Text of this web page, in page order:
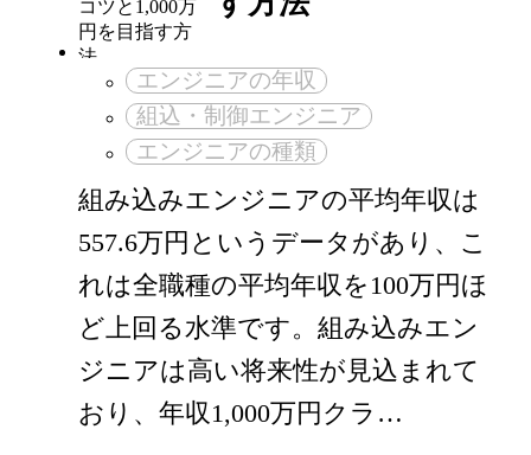
エンジニアの年収
組込・制御エンジニア
エンジニアの種類
組み込みエンジニアの平均年収は
557.6万円というデータがあり、こ
れは全職種の平均年収を100万円ほ
ど上回る水準です。組み込みエン
ジニアは高い将来性が見込まれて
おり、年収1,000万円クラ…